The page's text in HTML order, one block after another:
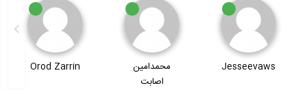
Jesseevaws
محمدامین
اصابت
Orod Zarrin